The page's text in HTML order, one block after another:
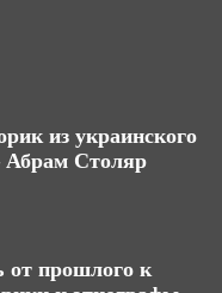
из украинского
Столяр
от прошлого к